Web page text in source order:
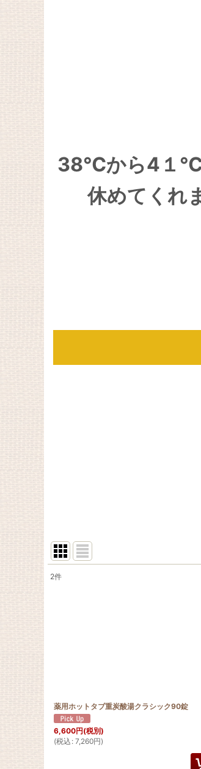
38℃から4１℃
休めてくれ
2件
薬用ホットタブ重炭酸湯クラシック90錠
6,600円(税別)
(税込 : 7,260円)